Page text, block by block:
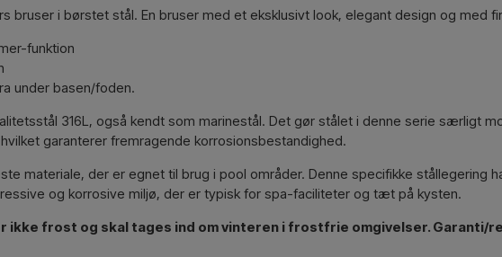
bruser i børstet stål. En bruser med et eksklusivt look, elegant design og med
funktion
under basen/foden.
316L, også kendt som marinestål. Det gør stålet i denne serie særligt
garanterer fremragende korrosionsbestandighed.
materiale, der er egnet til brug i pool områder. Denne specifikke stållegering
og korrosive miljø, der er typisk for spa-faciliteter og tæt på kysten.
ikke frost og skal tages ind om vinteren i frostfrie omgivelser. Garanti/